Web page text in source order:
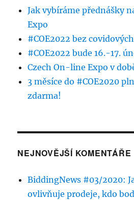
Jak vybíráme přednášky
Expo
#COE2022 bez
#COE2022 bude 16.-17.
Czech On-line Expo v
3 měsíce do #COE2020
zdarma!
NEJNOVĚJŠÍ KOMENTÁŘE
BiddingNews #03/2020:
ovlivňuje prodeje, kdo